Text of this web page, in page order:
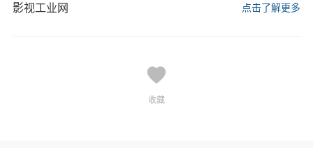
影视工业网 点击了解更多
收藏